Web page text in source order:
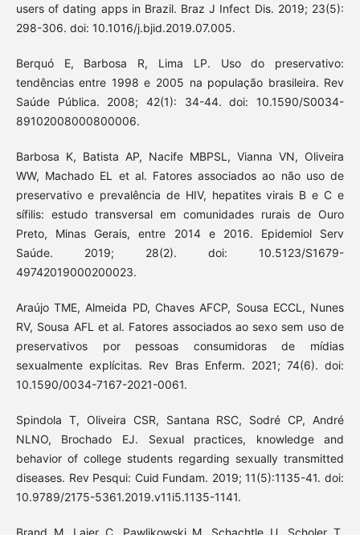
users of dating apps in Brazil. Braz J Infect Dis. 2019; 23(5):
298-306. doi: 10.1016/j.bjid.2019.07.005.
Berquó E, Barbosa R, Lima LP. Uso do preservativo:
tendências entre 1998 e 2005 na população brasileira. Rev
Saúde Pública. 2008; 42(1): 34-44. doi: 10.1590/S0034-
89102008000800006.
Barbosa K, Batista AP, Nacife MBPSL, Vianna VN, Oliveira
WW, Machado EL et al. Fatores associados ao não uso de
preservativo e prevalência de HIV, hepatites virais B e C e
sífilis: estudo transversal em comunidades rurais de Ouro
Preto, Minas Gerais, entre 2014 e 2016. Epidemiol Serv
Saúde. 2019; 28(2). doi: 10.5123/S1679-
49742019000200023.
Araújo TME, Almeida PD, Chaves AFCP, Sousa ECCL, Nunes
RV, Sousa AFL et al. Fatores associados ao sexo sem uso de
preservativos por pessoas consumidoras de mídias
sexualmente explícitas. Rev Bras Enferm. 2021; 74(6). doi:
10.1590/0034-7167-2021-0061.
Spindola T, Oliveira CSR, Santana RSC, Sodré CP, André
NLNO, Brochado EJ. Sexual practices, knowledge and
behavior of college students regarding sexually transmitted
diseases. Rev Pesqui: Cuid Fundam. 2019; 11(5):1135-41. doi:
10.9789/2175-5361.2019.v11i5.1135-1141.